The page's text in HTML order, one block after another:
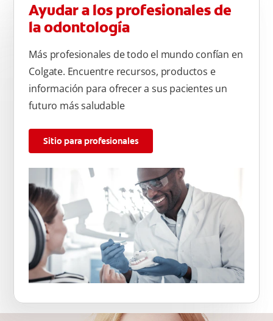
Ayudar a los profesionales de
la odontología
Más profesionales de todo el mundo confían en
Colgate. Encuentre recursos, productos e
información para ofrecer a sus pacientes un
futuro más saludable
Sitio para profesionales